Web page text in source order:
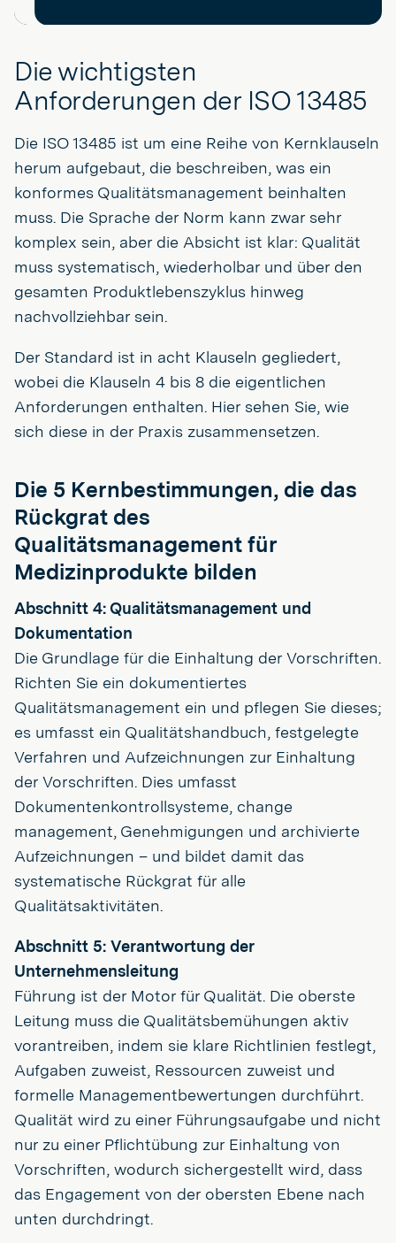
Die wichtigsten
Anforderungen der ISO 13485
Die ISO 13485 ist um eine Reihe von Kernklauseln
herum aufgebaut, die beschreiben, was ein
konformes Qualitätsmanagement beinhalten
muss. Die Sprache der Norm kann zwar sehr
komplex sein, aber die Absicht ist klar: Qualität
muss systematisch, wiederholbar und über den
gesamten Produktlebenszyklus hinweg
nachvollziehbar sein.
Der Standard ist in acht Klauseln gegliedert,
wobei die Klauseln 4 bis 8 die eigentlichen
Anforderungen enthalten. Hier sehen Sie, wie
sich diese in der Praxis zusammensetzen.
Die 5 Kernbestimmungen, die das
Rückgrat des
Qualitätsmanagement für
Medizinprodukte bilden
Abschnitt 4: Qualitätsmanagement und
Dokumentation
Die Grundlage für die Einhaltung der Vorschriften.
Richten Sie ein dokumentiertes
Qualitätsmanagement ein und pflegen Sie dieses;
es umfasst ein Qualitätshandbuch, festgelegte
Verfahren und Aufzeichnungen zur Einhaltung
der Vorschriften. Dies umfasst
Dokumentenkontrollsysteme, change
management, Genehmigungen und archivierte
Aufzeichnungen – und bildet damit das
systematische Rückgrat für alle
Qualitätsaktivitäten.
Abschnitt 5: Verantwortung der
Unternehmensleitung
Führung ist der Motor für Qualität. Die oberste
Leitung muss die Qualitätsbemühungen aktiv
vorantreiben, indem sie klare Richtlinien festlegt,
Aufgaben zuweist, Ressourcen zuweist und
formelle Managementbewertungen durchführt.
Qualität wird zu einer Führungsaufgabe und nicht
nur zu einer Pflichtübung zur Einhaltung von
Vorschriften, wodurch sichergestellt wird, dass
das Engagement von der obersten Ebene nach
unten durchdringt.